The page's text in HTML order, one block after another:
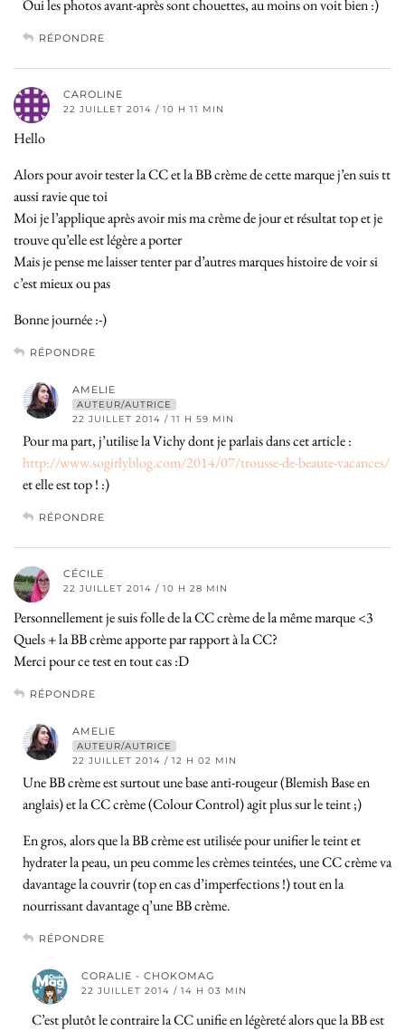
Oui les photos avant-après sont chouettes, au moins on voit bien :)
RÉPONDRE
CAROLINE
22 JUILLET 2014 / 10 H 11 MIN
Hello
Alors pour avoir tester la CC et la BB crème de cette marque j’en suis tt
aussi ravie que toi
Moi je l’applique après avoir mis ma crème de jour et résultat top et je
trouve qu’elle est légère a porter
Mais je pense me laisser tenter par d’autres marques histoire de voir si
c’est mieux ou pas
Bonne journée :-)
RÉPONDRE
AMELIE
AUTEUR/AUTRICE
22 JUILLET 2014 / 11 H 59 MIN
Pour ma part, j’utilise la Vichy dont je parlais dans cet article :
http://www.sogirlyblog.com/2014/07/trousse-de-beaute-vacances/
et elle est top ! :)
RÉPONDRE
CÉCILE
22 JUILLET 2014 / 10 H 28 MIN
Personnellement je suis folle de la CC crème de la même marque <3
Quels + la BB crème apporte par rapport à la CC?
Merci pour ce test en tout cas :D
RÉPONDRE
AMELIE
AUTEUR/AUTRICE
22 JUILLET 2014 / 12 H 02 MIN
Une BB crème est surtout une base anti-rougeur (Blemish Base en
anglais) et la CC crème (Colour Control) agit plus sur le teint ;)
En gros, alors que la BB crème est utilisée pour unifier le teint et
hydrater la peau, un peu comme les crèmes teintées, une CC crème va
davantage la couvrir (top en cas d’imperfections !) tout en la
nourrissant davantage q’une BB crème.
RÉPONDRE
CORALIE - CHOKOMAG
22 JUILLET 2014 / 14 H 03 MIN
C’est plutôt le contraire la CC unifie en légèreté alors que la BB est